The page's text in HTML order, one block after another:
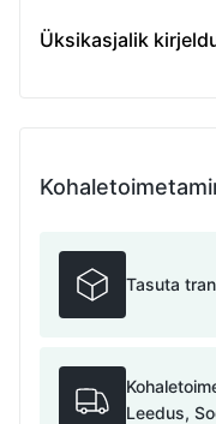
O
Üksikasjalik
Tasuta
Leedus,